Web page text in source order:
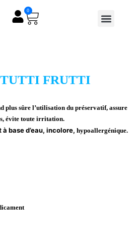
0
FRUTTI
sûre l’utilisation du préservatif, assure
évite toute irritation.
base d’eau, incolore, hypoallergénique.